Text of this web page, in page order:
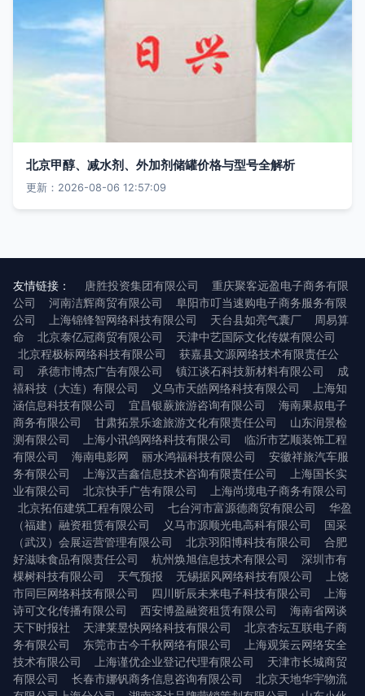
北京甲醇、减水剂、外加剂储罐价格与型号全解析
更新：2026-08-06 12:57:09
友情链接： 唐胜投资集团有限公司
重庆聚客远盈电子商务有限
公司
河南洁辉商贸有限公司
阜阳市叮当速购电子商务服务有限
公司
上海锦锋智网络科技有限公司 天台县如亮气囊厂
周易算
命
北京泰亿冠商贸有限公司
天津中艺国际文化传媒有限公司
北京程极标网络科技有限公司
获嘉县文源网络技术有限责任公
司
承德市博杰广告有限公司 镇江谈石科技新材料有限公司
成
禧科技（大连）有限公司
义乌市天皓网络科技有限公司
上海知
涵信息科技有限公司
宜昌银蕨旅游咨询有限公司
海南果叔电子
商务有限公司
甘肃拓景乐途旅游文化有限责任公司
山东润景检
测有限公司
上海小讯鸽网络科技有限公司
临沂市艺顺装饰工程
有限公司
海南电影网 丽水鸿福科技有限公司
安徽祥旅汽车服
务有限公司
上海汉吉鑫信息技术咨询有限责任公司
上海国长实
业有限公司
北京快手广告有限公司
上海尚境电子商务有限公司
北京拓佰建筑工程有限公司
七台河市富源德商贸有限公司
华盈
（福建）融资租赁有限公司
义马市源顺光电高科有限公司
国采
（武汉）会展运营管理有限公司
北京羽阳博科技有限公司
合肥
好滋味食品有限责任公司
杭州焕旭信息技术有限公司
深圳市有
棵树科技有限公司
天气预报 无锡据风网络科技有限公司
上饶
市同巨网络科技有限公司
四川昕辰未来电子科技有限公司
上海
诗可文化传播有限公司
西安博盈融资租赁有限公司
海南省网谈
天下时报社
天津莱昱快网络科技有限公司
北京杏坛互联电子商
务有限公司
东莞市古今千秋网络有限公司
上海观策云网络安全
技术有限公司
上海谨优企业登记代理有限公司
天津市长城商贸
有限公司
长春市娜钒商务信息咨询有限公司
北京天地华宇物流